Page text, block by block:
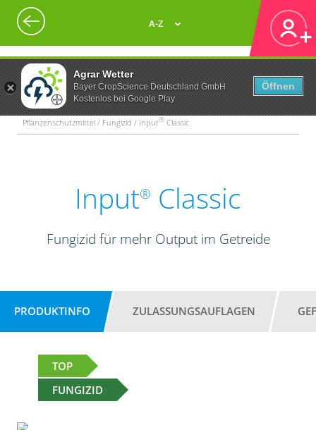
Agrar Wetter
Bayer CropScience Deutschland GmbH
Kostenlos bei Google Play
Öffnen
A-Z
Pflanzenschutzmittel / Fungizid / Input® Classic
Input® Classic
Fungizid für mehr Output im Getreide
PRODUKTINFO ZULASSUNGSAUFLAGEN
TOP
FUNGIZID